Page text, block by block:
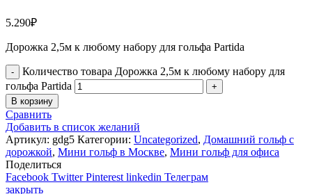
5.290₽
Дорожка 2,5м к любому набору для гольфа Partida
Количество товара Дорожка 2,5м к любому набору для
гольфа Partida
В корзину
Сравнить
Добавить в список желаний
Артикул: gdg5 Категории: Uncategorized, Домашний гольф с
дорожкой, Мини гольф в Москве, Мини гольф для офиса
Поделиться
Facebook Twitter Pinterest linkedin Телеграм
закрыть